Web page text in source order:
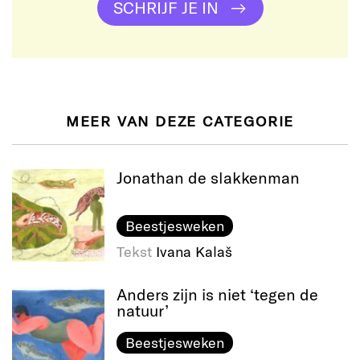
SCHRIJF JE IN
MEER VAN DEZE CATEGORIE
Jonathan de slakkenman
Beestjesweken
Tekst Ivana Kalaš
Anders zijn is niet ‘tegen de
natuur’
Beestjesweken